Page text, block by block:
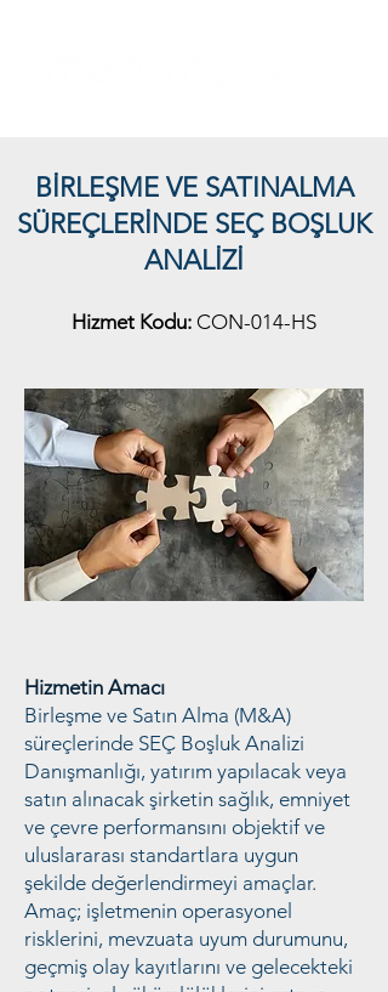
BİRLEŞME VE SATINALMA
SÜREÇLERİNDE SEÇ BOŞLUK
ANALİZİ
Hizmet Kodu: CON-014-HS
Hizmetin Amacı
Birleşme ve Satın Alma (M&A)
süreçlerinde SEÇ Boşluk Analizi
Danışmanlığı, yatırım yapılacak veya
satın alınacak şirketin sağlık, emniyet
ve çevre performansını objektif ve
uluslararası standartlara uygun
şekilde değerlendirmeyi amaçlar.
Amaç; işletmenin operasyonel
risklerini, mevzuata uyum durumunu,
geçmiş olay kayıtlarını ve gelecekteki